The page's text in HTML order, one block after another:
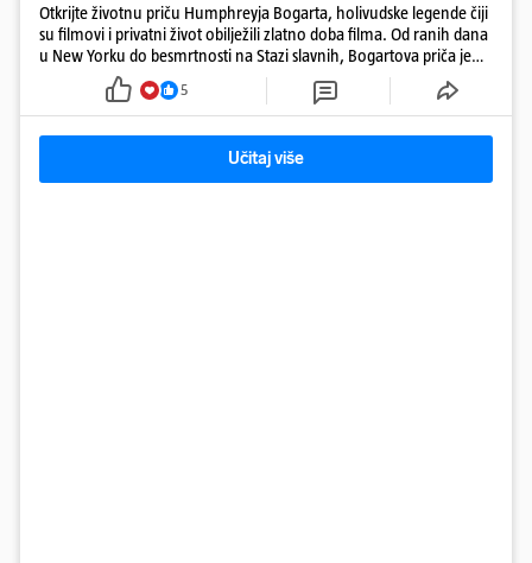
Otkrijte životnu priču Humphreyja Bogarta, holivudske legende čiji
su filmovi i privatni život obilježili zlatno doba filma. Od ranih dana
u New Yorku do besmrtnosti na Stazi slavnih, Bogartova priča je
saga o borbi, ljubavi, buntovništvu i umjetnosti.
5
Učitaj više